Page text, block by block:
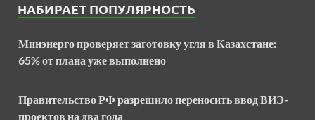
НАБИРАЕТ ПОПУЛЯРНОСТЬ
Минэнерго проверяет заготовку угля в Казахстане:
65% от плана уже выполнено
Правительство РФ разрешило переносить ввод ВИЭ-
проектов на два года